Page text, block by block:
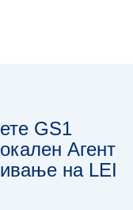
GS1
Агент
на LEI